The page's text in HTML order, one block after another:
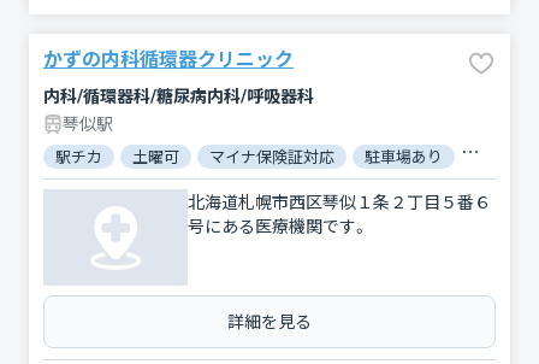
かずの内科循環器クリニック
内科/循環器科/糖尿病内科/呼吸器科
琴似駅
駅チカ 土曜可 マイナ保険証対応 駐車場あり バリア
北海道札幌市西区琴似１条２丁目５番６
号にある医療機関です。
詳細を見る